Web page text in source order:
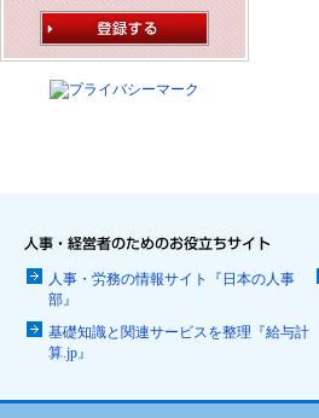
人事・労務の情報サイト『日本の人事
部』
基礎知識と関連サービスを整理『給与計
算.jp』